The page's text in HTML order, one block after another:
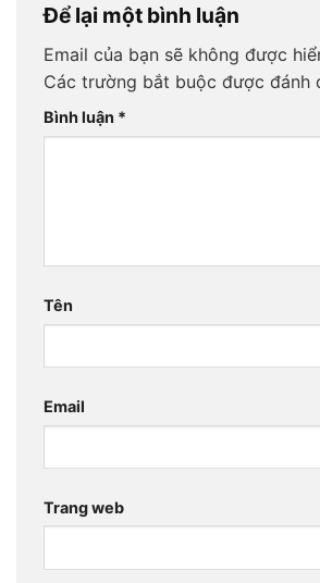
Để lại một bình luận
Email của bạn sẽ không được
Các trường bắt buộc được đánh
Bình luận *
Tên
Email
Trang web